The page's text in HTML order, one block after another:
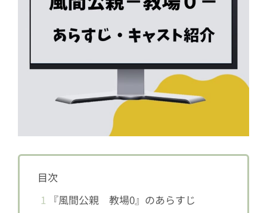
目次
1
『風間公親 教場0』のあらすじ